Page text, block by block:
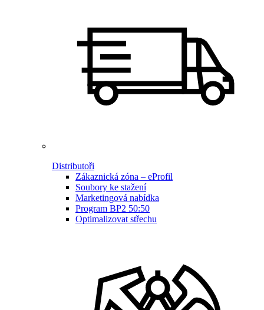
Distributoři
Zákaznická zóna – eProfil
Soubory ke stažení
Marketingová nabídka
Program BP2 50:50
Optimalizovat střechu